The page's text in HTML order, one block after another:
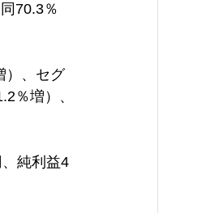
70.3％
）、セグ
％増）、
純利益4